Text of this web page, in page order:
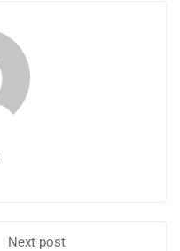
Next post